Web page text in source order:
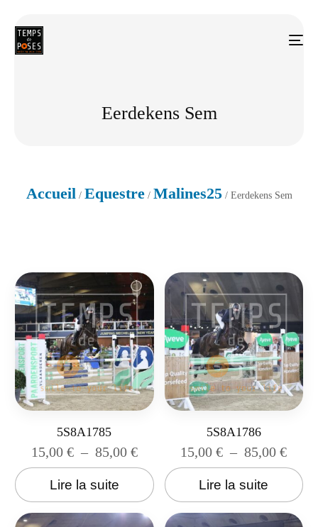
Eerdekens Sem
Accueil / Equestre/ Malines25/ Eerdekens Sem
5S8A1785
15,00 € – 85,00 €
Lire la suite
5S8A1786
15,00€ – 85,00€
Lire la suite